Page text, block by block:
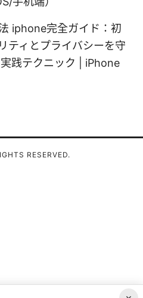
iphone完全ガイド：初
ティとプライバシーを守
践テクニック | iPhone
RESERVED.